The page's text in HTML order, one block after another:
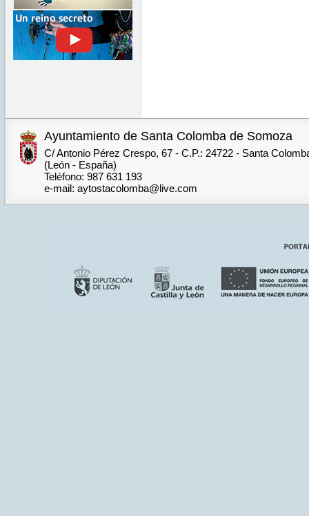
Ayuntamiento de Santa Colomba de Somoza
C/ Antonio Pérez Crespo, 67 - C.P.: 24722 - Santa
(León - España)
Teléfono: 987 631 193
e-mail: aytostacolomba@live.com